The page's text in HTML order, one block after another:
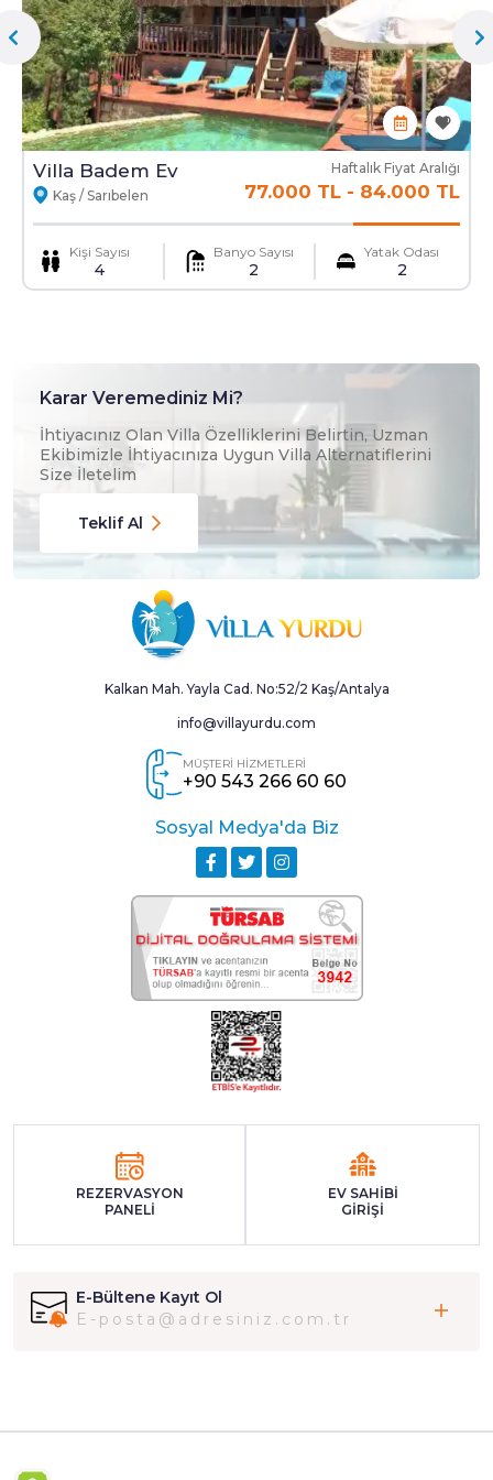
Villa Badem Ev
Kaş / Sarıbelen
Haftalık Fiyat Aralığı
77.000 TL - 84.000 TL
Kişi Sayısı
4
Banyo Sayısı
2
Yatak Odası
2
Karar Veremediniz Mi?
İhtiyacınız Olan Villa Özelliklerini Belirtin, Uzman
Ekibimizle İhtiyacınıza Uygun Villa Alternatiflerini
Size İletelim
Teklif Al
REZERVASYON
PANELİ
EV SAHİBİ
GİRİŞİ
Kalkan Mah. Yayla Cad. No:52/2 Kaş/Antalya
info@villayurdu.com
MÜŞTERİ HİZMETLERİ
+90 543 266 60 60
Sosyal Medya'da Biz
E-Bültene Kayıt Ol